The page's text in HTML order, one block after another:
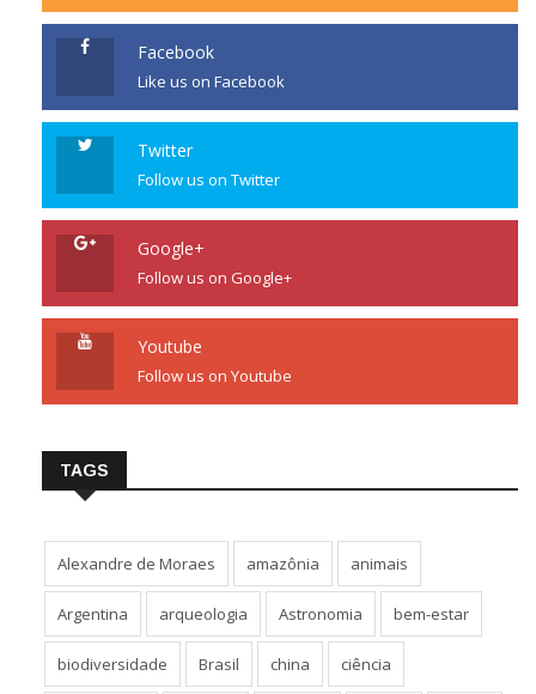
Facebook
Like us on Facebook
Twitter
Follow us on Twitter
Google+
Follow us on Google+
Youtube
Follow us on Youtube
TAGS
Alexandre de Moraes amazônia animais
Argentina arqueologia Astronomia bem-estar
biodiversidade Brasil china ciência